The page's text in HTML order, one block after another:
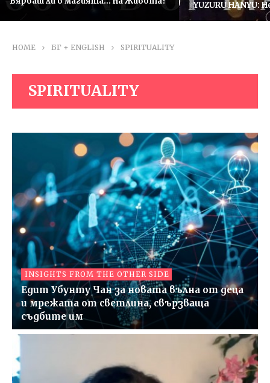
YUZURU HANYU:
HOME БГ + ENGLISH SPIRITUALITY
SPIRITUALITY
INSIGHTS FROM THE OTHER SIDE
Едит Убунту Чан за новата вълна от деца
и мрежата от светлина, свързваща
съдбите им